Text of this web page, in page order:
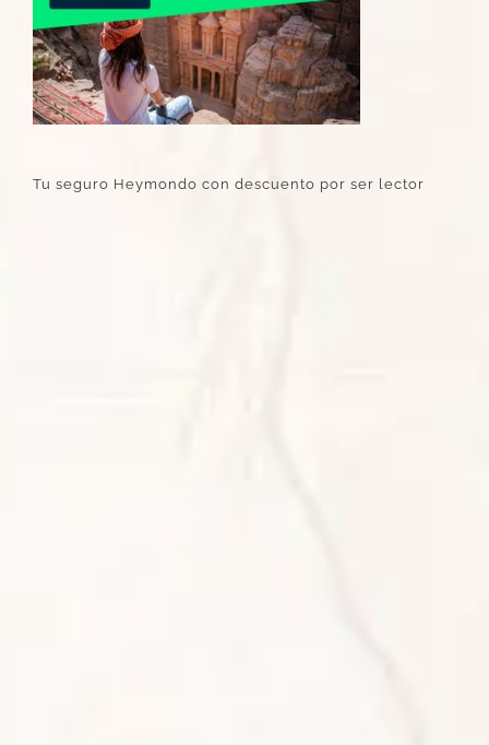
Tu seguro Heymondo con descuento por ser lector